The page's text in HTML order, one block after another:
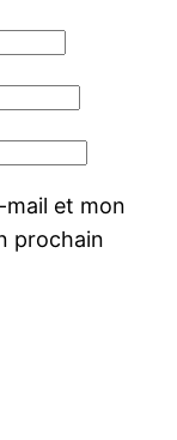
et mon
prochain